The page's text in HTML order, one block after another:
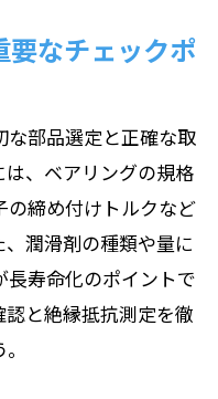
なチェックポ
な部品選定と正確な取
、ベアリングの規格
締め付けトルクなど
潤滑剤の種類や量に
寿命化のポイントで
と絶縁抵抗測定を徹